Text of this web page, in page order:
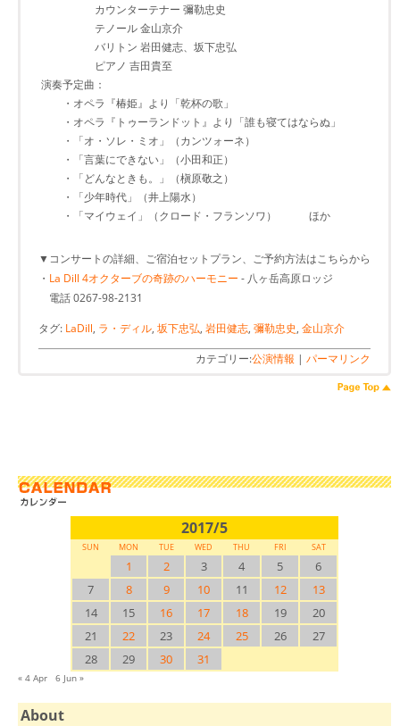
カウンターテナー 彌勒忠史
テノール 金山京介
バリトン 岩田健志、坂下忠弘
ピアノ 吉田貴至
演奏予定曲：
・オペラ『椿姫』より「乾杯の歌」
・オペラ『トゥーランドット』より「誰も寝てはならぬ」
・「オ・ソレ・ミオ」（カンツォーネ）
・「言葉にできない」（小田和正）
・「どんなときも。」（槇原敬之）
・「少年時代」（井上陽水）
・「マイウェイ」（クロード・フランソワ） ほか
▼コンサートの詳細、ご宿泊セットプラン、ご予約方法はこちらから
・ La Dill 4オクターブの奇跡のハーモニー - 八ヶ岳高原ロッジ
電話 0267-98-2131
タグ: LaDill, ラ・ディル, 坂下忠弘, 岩田健志, 彌勒忠史, 金山京介
カテゴリー:公演情報 | パーマリンク
2017/5
SUN MON TUE WED THU FRI SAT
1 2 3 4 5
6
7
8 9 10 11 12
13
14
15 16 17 18 19
20
21
22 23 24 25 26
27
28
29 30 31
« 4 Apr 6 Jun »
About